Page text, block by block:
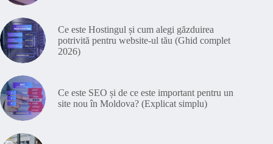
Ce este Hostingul și cum alegi găzduirea
potrivită pentru website-ul tău (Ghid complet
2026)
Ce este SEO și de ce este important pentru un
site nou în Moldova? (Explicat simplu)